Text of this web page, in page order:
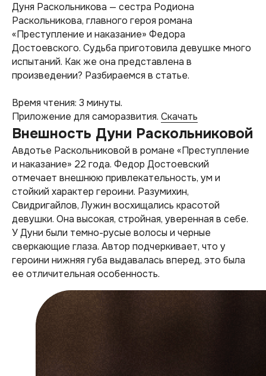
Дуня Раскольникова — сестра Родиона
Раскольникова, главного героя романа
«Преступление и наказание» Федора
Достоевского. Судьба приготовила девушке много
испытаний. Как же она представлена в
произведении? Разбираемся в статье.
Время чтения: 3 минуты.
Приложение для саморазвития. Скачать
Внешность Дуни Раскольниковой
Авдотье Раскольниковой в романе «Преступление
и наказание» 22 года. Федор Достоевский
отмечает внешнюю привлекательность, ум и
стойкий характер героини. Разумихин,
Свидригайлов, Лужин восхищались красотой
девушки. Она высокая, стройная, уверенная в себе.
У Дуни были темно-русые волосы и черные
сверкающие глаза. Автор подчеркивает, что у
героини нижняя губа выдавалась вперед, это была
ее отличительная особенность.